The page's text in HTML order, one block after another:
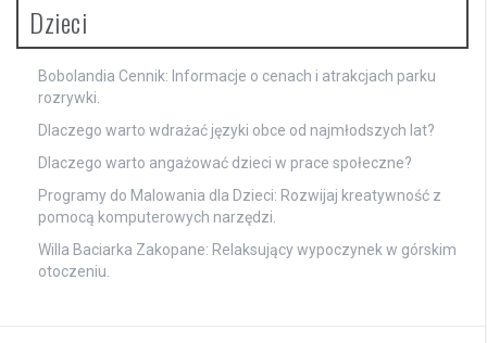
Dzieci
Bobolandia Cennik: Informacje o cenach i atrakcjach parku
rozrywki.
Dlaczego warto wdrażać języki obce od najmłodszych lat?
Dlaczego warto angażować dzieci w prace społeczne?
Programy do Malowania dla Dzieci: Rozwijaj kreatywność z
pomocą komputerowych narzędzi.
Willa Baciarka Zakopane: Relaksujący wypoczynek w górskim
otoczeniu.